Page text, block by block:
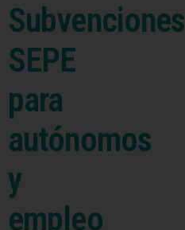
Subvenciones
SEPE
para
autónomos
y
empleo